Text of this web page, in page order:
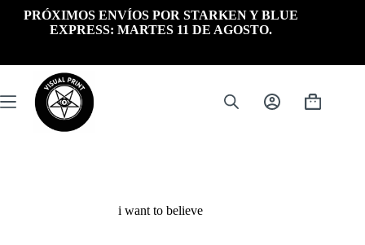
PRÓXIMOS ENVÍOS POR STARKEN Y BLUE
EXPRESS: MARTES 11 DE AGOSTO.
Carrito
i want to believe